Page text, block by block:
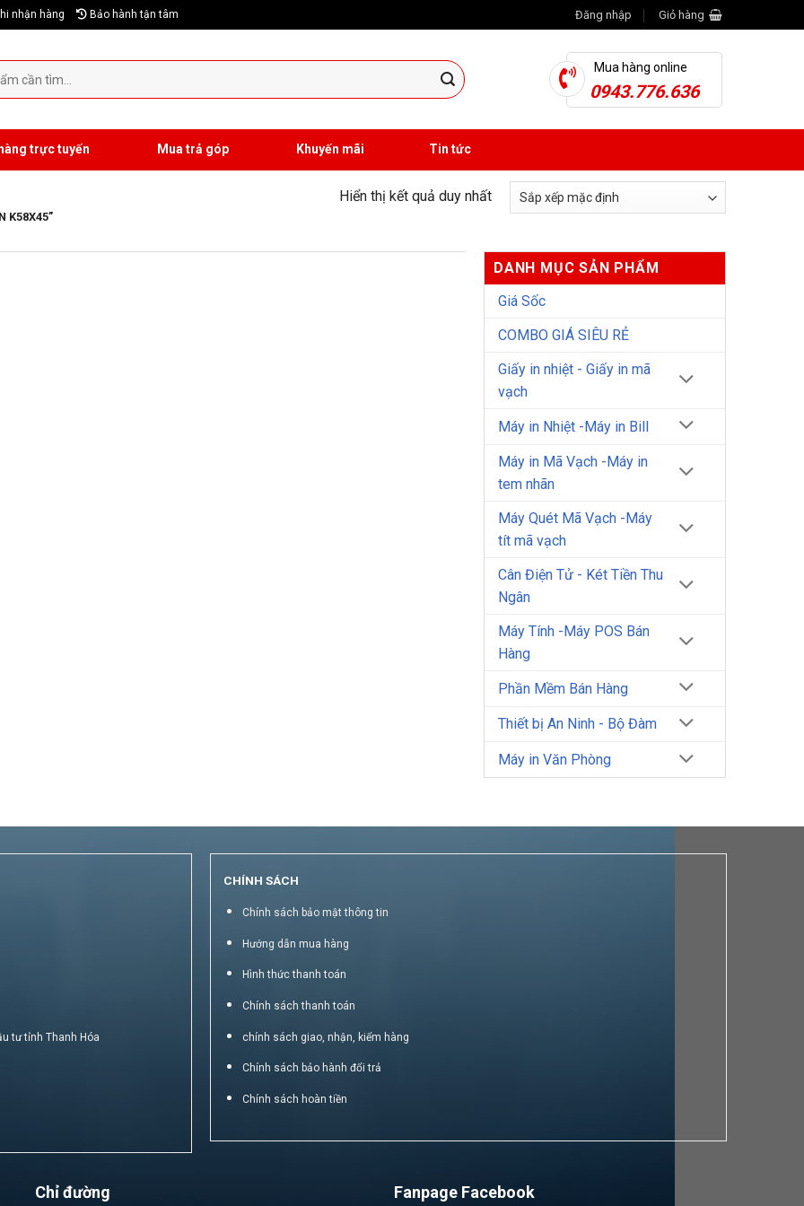
nhận hàng Bảo hành tận tâm Đăng nhập Giỏ hàng
Mua hàng online
0943.776.636
trực tuyến Mua trả góp Khuyến mãi Tin tức
K58X45”
Hiển thị kết quả duy nhất
DANH MỤC SẢN PHẨM
Giá Sốc
COMBO GIÁ SIÊU RẺ
Giấy in nhiệt - Giấy in mã
vạch
Máy in Nhiệt -Máy in Bill
Máy in Mã Vạch -Máy in
tem nhãn
Máy Quét Mã Vạch -Máy
tít mã vạch
Cân Điện Tử - Két Tiền Thu
Ngân
Máy Tính -Máy POS Bán
Hàng
Phần Mềm Bán Hàng
Thiết bị An Ninh - Bộ Đàm
Máy in Văn Phòng
tư tỉnh Thanh Hóa
CHÍNH SÁCH
Chính sách bảo mật thông tin
Hướng dẫn mua hàng
Hình thức thanh toán
Chính sách thanh toán
chính sách giao, nhận, kiểm hàng
Chính sách bảo hành đổi trả
Chính sách hoàn tiền
Chỉ đường Fanpage Facebook